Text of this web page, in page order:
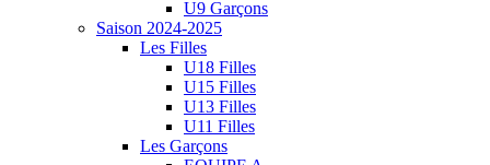
U9 Garçons
Saison 2024-2025
Les Filles
U18 Filles
U15 Filles
U13 Filles
U11 Filles
Les Garçons